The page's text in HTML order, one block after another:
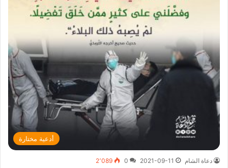
أدعية مختارة
دعاة الشام 2021-09-11
0 2٬089